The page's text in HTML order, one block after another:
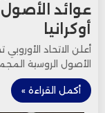
عوائد
أوكرانيا
أعلن الاتحاد
الأصول الروسية
أكمل القراءة »